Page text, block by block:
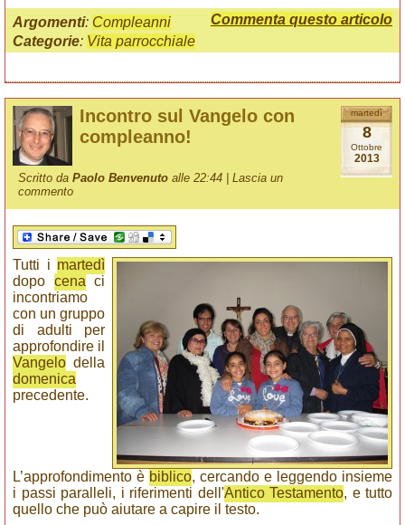
Commenta questo articolo
Argomenti: Compleanni
Categorie: Vita parrocchiale
martedì
8
Ottobre
2013
Incontro sul Vangelo con
compleanno!
Scritto daPaolo Benvenuto alle 22:44 |Lascia un
commento
Tutti i martedì
dopo cena ci
incontriamo
con un gruppo
di adulti per
approfondire il
Vangelo della
domenica
precedente.
L’approfondimento è biblico, cercando e leggendo insieme
i passi paralleli, i riferimenti dell'Antico Testamento, e tutto
quello che può aiutare a capire il testo.